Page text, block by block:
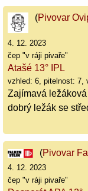
(Pivovar
4. 12. 2023
čep "v ráji pivaře"
Atašé 13° IPL
vzhled: 6, pitelnost: 7,
Zajímavá
dobrý ležák se
(Pivovar
4. 12. 2023
čep "v ráji pivaře"